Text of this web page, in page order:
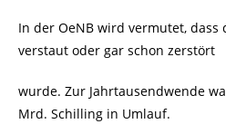
In der OeNB wird vermutet, dass
verstaut oder gar schon zerstört
wurde. Zur Jahrtausendwende
Mrd. Schilling in Umlauf.